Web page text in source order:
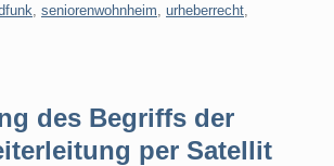
seniorenwohnheim urheberrecht
des Begriffs der
per Satellit